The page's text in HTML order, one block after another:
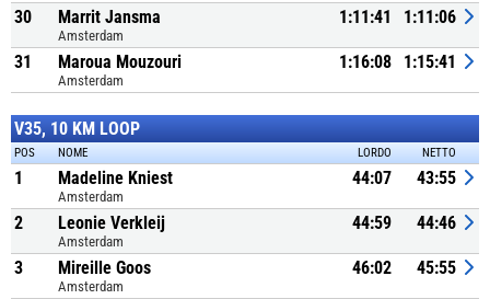
30 Marrit Jansma
Amsterdam
1:11:41 1:11:06
31 Maroua Mouzouri
Amsterdam
1:16:08 1:15:41
V35, 10 KM LOOP
POS NOME LORDO NETTO
1 Madeline Kniest
Amsterdam
44:07 43:55
2 Leonie Verkleij
Amsterdam
44:59 44:46
3 Mireille Goos
Amsterdam
46:02 45:55